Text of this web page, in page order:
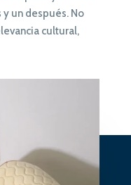
un después. No
cultural,